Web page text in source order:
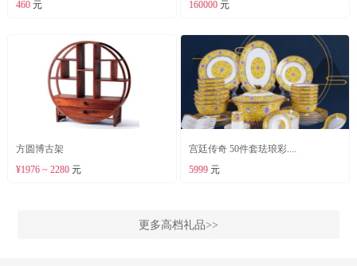
460元
160000 元
方圆博古架
¥1976 ~ 2280元
宫廷传奇 50件套珐琅彩....
5999 元
更多高档礼品>>